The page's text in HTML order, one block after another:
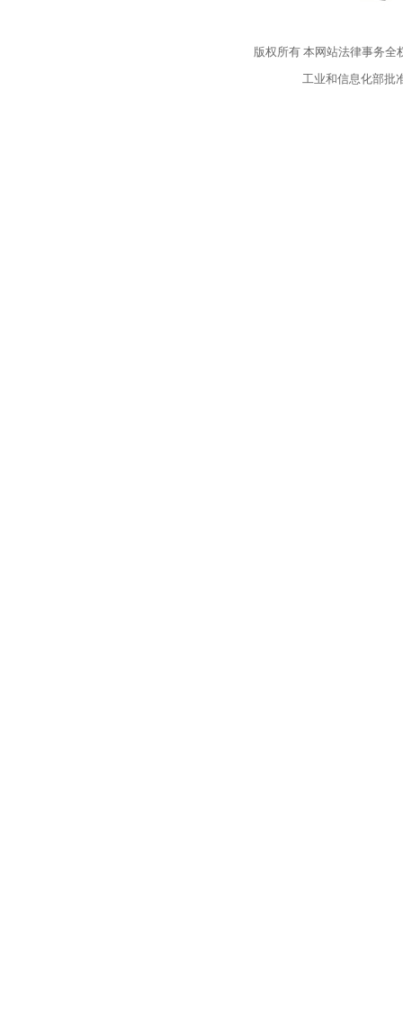
版权所有本网站法律事务全
工业和信息化部批